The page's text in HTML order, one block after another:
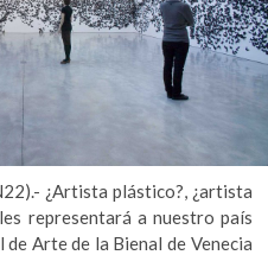
k
o
p
¿Artista plástico?, ¿artista
representará a nuestro país
Arte de la Bienal de Venecia